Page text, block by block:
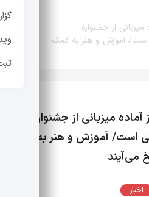
از جشنواره
است/ آموزش و هنر به کمک
میزبانی از جشنواره
است/ آموزش و هنر به کمک
می‌آیند
اخبار